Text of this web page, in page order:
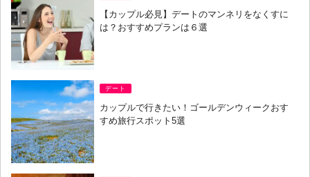
【カップル必見】デートのマンネリをなくすに
は？おすすめプランは６選
デート
カップルで行きたい！ゴールデンウィークおす
すめ旅行スポット5選